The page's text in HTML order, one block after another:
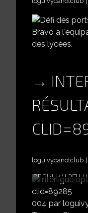
Bravo à
des lycées.
loguivycanotclub
INTERLIGUE
004 par